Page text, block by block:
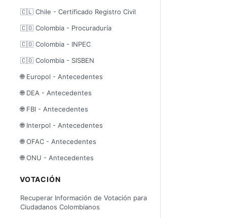
🇨🇱 Chile - Certificado Registro Civil
🇨🇴 Colombia - Procuraduría
🇨🇴 Colombia - INPEC
🇨🇴 Colombia - SISBEN
🌐 Europol - Antecedentes
🌐 DEA - Antecedentes
🌐 FBI - Antecedentes
🌐 Interpol - Antecedentes
🌐 OFAC - Antecedentes
🌐 ONU - Antecedentes
VOTACIÓN
Recuperar Información de Votación para
Ciudadanos Colombianos